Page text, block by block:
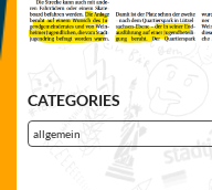
CATEGORIES
allgemein